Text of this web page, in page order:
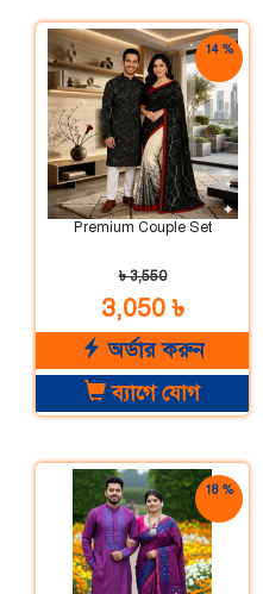
14 %
Premium Couple Set
৳ 3,550
3,050 ৳
অর্ডার করুন
ব্যাগে যোগ
18 %